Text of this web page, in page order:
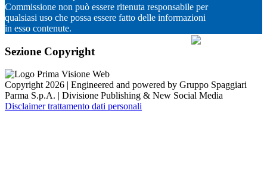
Commissione non può essere ritenuta responsabile per
qualsiasi uso che possa essere fatto delle informazioni
in esso contenute.
Sezione Copyright
Copyright 2026 | Engineered and powered by Gruppo Spaggiari
Parma S.p.A. | Divisione Publishing & New Social Media
Disclaimer trattamento dati personali